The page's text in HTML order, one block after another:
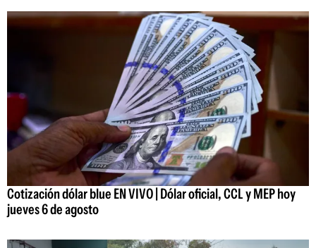
Cotización dólar blue EN VIVO | Dólar oficial, CCL y MEP hoy
jueves 6 de agosto